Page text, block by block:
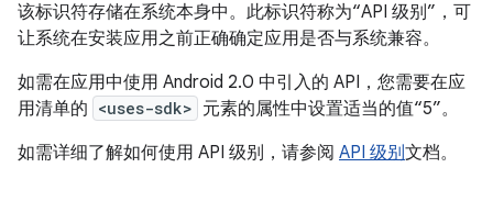
该标识符存储在系统本身中。此标识符称为“API 级别”，可
让系统在安装应用之前正确确定应用是否与系统兼容。
如需在应用中使用 Android 2.0 中引入的 API，您需要在应
用清单的 <uses-sdk> 元素的属性中设置适当的值“5”。
如需详细了解如何使用 API 级别，请参阅 API 级别文档。